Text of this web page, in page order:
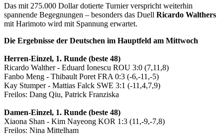
Das mit 275.000 Dollar dotierte Turnier verspricht weiterhin
spannende Begegnungen – besonders das Duell Ricardo Walthers
mit Harimoto wird mit Spannung erwartet.
Die Ergebnisse der Deutschen im Hauptfeld am Mittwoch
Herren-Einzel, 1. Runde (beste 48)
Ricardo Walther - Eduard Ionescu ROU 3:0 (7,11,8)
Fanbo Meng - Thibault Poret FRA 0:3 (-6,-11,-5)
Kay Stumper - Mattias Falck SWE 3:1 (-11,4,7,9)
Freilos: Dang Qiu, Patrick Franziska
Damen-Einzel, 1. Runde (beste 48)
Xiaona Shan - Kim Nayeong KOR 1:3 (11,-9,-7,8)
Freilos: Nina Mittelham